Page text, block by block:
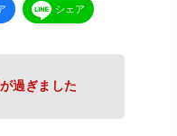
シェア
過ぎました